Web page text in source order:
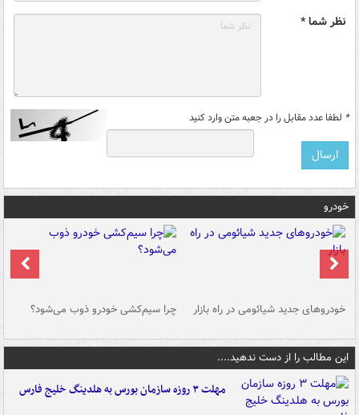
نظر شما *
* لطفا عدد مقابل را در جعبه متن وارد کنید
خودرو
خودروهای جدید شیائومی در راه بازار چرا سیم‌کشی خودرو ذوب می‌شود؟
این مطالب را از دست ندهید....
مهلت ۳ روزه سازمان بورس به هلدینگ خلیج فارس